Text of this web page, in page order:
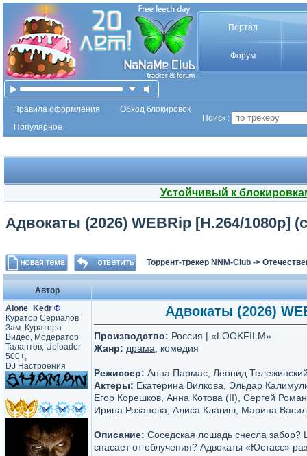
Портал
Форум
Правила оформления
Обход блокировок
Популярное
Поиск :
Устойчивый к
Адвокаты (2026) WEBRip [H.264/1080p]
Торрент-трекер NNM-Club ->
Автор
Alone_Kedr ®
Куратор Сериалов
Зам. Куратора
Видео, Модератор
Талантов, Uploader
500+,
DJ Настроения
Адвокаты (2026)
Производство: Россия | «LOOKFILM»
Жанр: драма , комедия
Режиссер: Анна Пармас, Леонид
Актеры: Екатерина Вилкова, Эльдар
Егор Корешков, Анна Котова (II), Сергей
Ирина Розанова, Алиса Клагиш, Марина
Описание: Соседская лошадь снесла забор?
спасает от облучения? Адвокаты «Юстасс»